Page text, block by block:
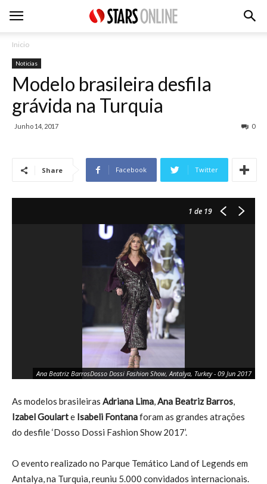
Inicio
Noticias
Modelo brasileira desfila
grávida na Turquia
Junho 14, 2017 0
Share Facebook Twitter
1 de 19
Ana Beatriz BarrosDosso Dossi Fashion Show, Antalya, Turkey - 09 Jun 2017
As modelos brasileiras Adriana Lima,Ana Beatriz Barros,
Izabel Goularte Isabeli Fontanaforam as grandes atrações
do desfile ‘Dosso Dossi Fashion Show 2017’.
O evento realizado no Parque Temático Land of Legends em
Antalya, na Turquia, reuniu 5.000 convidados internacionais.